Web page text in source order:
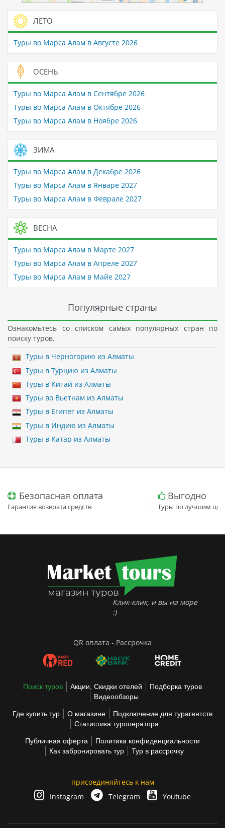
ЛЕТО
Туры во Марса Алам в Августе 2026
ОСЕНЬ
Туры во Марса Алам в Сентябре 2026
Туры во Марса Алам в Октябре 2026
Туры во Марса Алам в Ноябре 2026
ЗИМА
Туры во Марса Алам в Декабре 2026
Туры во Марса Алам в Январе 2027
Туры во Марса Алам в Феврале 2027
ВЕСНА
Туры во Марса Алам в Марте 2027
Туры во Марса Алам в Апреле 2027
Туры во Марса Алам в Майе 2027
Популярные страны
Ознакомьтесь со списком самых популярных стран по
поиску туров.
Туры в Черногорию из Алматы
Туры в Турцию из Алматы
Туры в Китай из Алматы
Туры во Вьетнам из Алматы
Туры в Египет из Алматы
Туры в Индию из Алматы
Туры в Катар из Алматы
Безопасная оплата
Гарантия возврата средств
Выгодно
Туры по лучшим
Клик-клик, и вы на море
:)
QR оплата - Рассрочка
Поиск туров Акции, Скидки отелей
Подборка туров
Видеообзоры
Где купить тур О магазине
Подключение для турагентств
Статистика туроператора
Публичная оферта
Политика конфиденциальности
Как забронировать тур
Тур в рассрочку
присоединяйтесь к нам
Instagram
Telegram Youtube